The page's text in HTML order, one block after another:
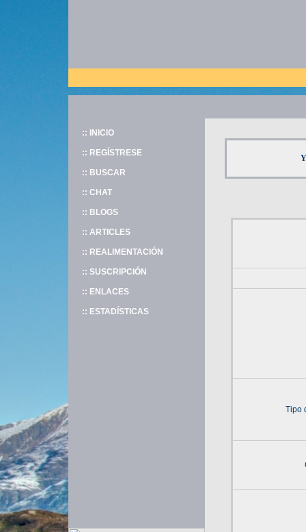
:: INICIO
:: REGÍSTRESE
:: BUSCAR
:: CHAT
:: BLOGS
:: ARTICLES
:: REALIMENTACIÓN
:: SUSCRIPCIÓN
:: ENLACES
:: ESTADÍSTICAS
Tipo